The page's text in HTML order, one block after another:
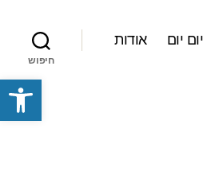
פתח סרגל נגישות
יום יום אודות
חיפוש